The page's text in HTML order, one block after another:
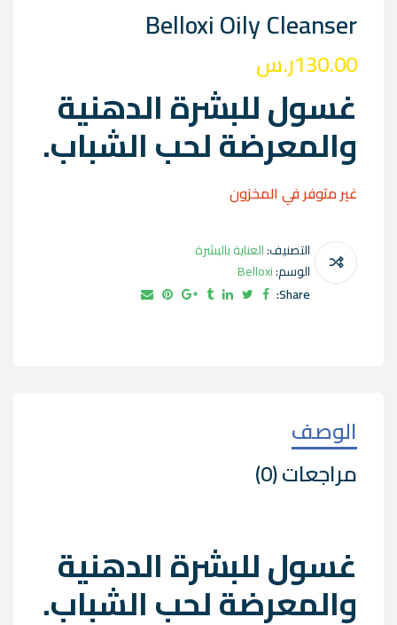
Belloxi Oily Cleanser
130.00ر.س
غسول للبشرة الدهنية
والمعرضة لحب الشباب.
غير متوفر في المخزون
التصنيف:العناية بالبشرة
الوسم:Belloxi
Share:
الوصف
مراجعات (0)
غسول للبشرة الدهنية
والمعرضة لحب الشباب.